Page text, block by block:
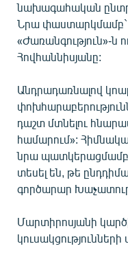
նախագահական
Նրա փաստարկմամբ`
«Ժառանգություն»-ն
Հովհաննիսյանը:
Անդրադառնալով
դաշտ մտնելու
համարում»:
նրա պատկերացմամբ,
տեսել են, թե
գործարար
Մարտիրոսյանի
կուսակցությունների